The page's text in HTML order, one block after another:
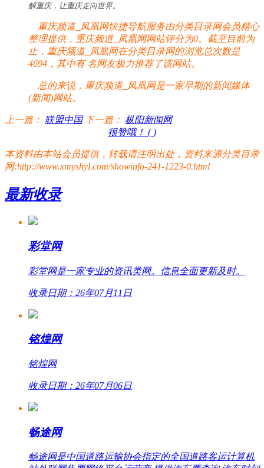
解重庆，让重庆走向世界。
重庆频道_凤凰网快捷导航服务由分类目录网会员精心
整理提供，重庆频道_凤凰网网站评分为0。截至目前为
止，重庆频道_凤凰网在分类目录网的浏览总次数是
4694，其中有名网友极力推荐了该网站。
总的来说，重庆频道_凤凰网是一家早期的新闻媒体
(新闻)网站。
上一篇： 联盟中国 下一篇： 枞阳新闻网
很赞哦！ ( )
本资料由本站会员提供，转载请注明出处，资料来源分类目录
网:http://www.xmyshyl.com/showinfo-241-1223-0.html
最新收录
彩堂网
彩堂网是一家专业的资讯类网。信息全面更新及时。
收录日期：26年07月11日
铭煌网
铭煌网
收录日期：26年07月06日
畅途网
畅途网是中国道路运输协会指定的全国道路客运计算机